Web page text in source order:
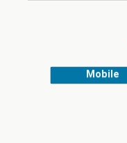
Mobile